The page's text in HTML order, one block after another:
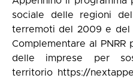
sociale delle regioni
terremoti del 2009 e del
Complementare al
delle imprese per
territorio https://